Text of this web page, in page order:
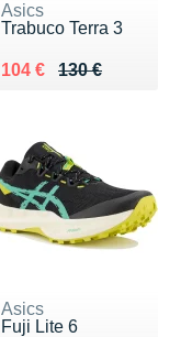
Asics
Trabuco Terra 3
130 €
Au lieu de 130 €
104 €
Vendu 104 €
Asics
Fuji Lite 6